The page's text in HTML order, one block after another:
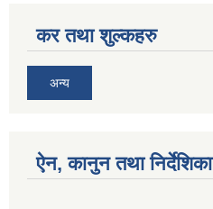
कर तथा शुल्कहरु
अन्य
ऐन, कानुन तथा निर्देशिका